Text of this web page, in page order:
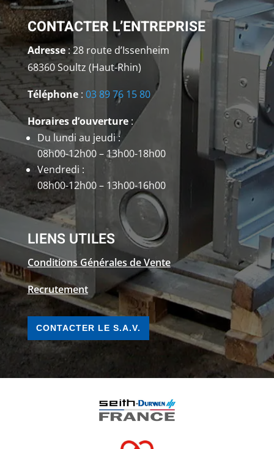
CONTACTER L’ENTREPRISE
Adresse: 28 route d’Issenheim
68360 Soultz (Haut-Rhin)
Téléphone: 03 89 76 15 80
Horaires d’ouverture:
Du lundi au jeudi :
08h00-12h00 – 13h00-18h00
Vendredi :
08h00-12h00 – 13h00-16h00
LIENS UTILES
Conditions Générales de Vente
Recrutement
CONTACTER LE S.A.V.